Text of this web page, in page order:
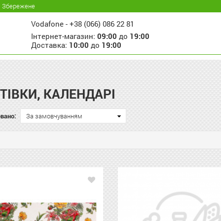
Збережене
Vodafone - +38 (066) 086 22 81
Інтернет-магазин: 09:00 до 19:00
Доставка: 10:00 до 19:00
КАЛЕНДАРІ
За замовчуванням